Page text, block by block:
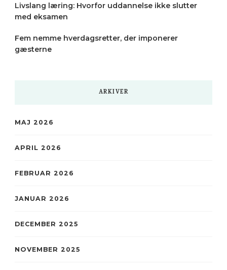
Livslang læring: Hvorfor uddannelse ikke slutter
med eksamen
Fem nemme hverdagsretter, der imponerer
gæsterne
ARKIVER
MAJ 2026
APRIL 2026
FEBRUAR 2026
JANUAR 2026
DECEMBER 2025
NOVEMBER 2025